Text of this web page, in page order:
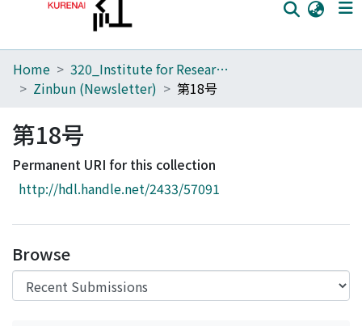
Home
Browse
Download Ranking
Access Statistics
Home
320_Institute for Research in Humanities
Zinbun (Newsletter)
第18号
第18号
Permanent URI for this collection
http://hdl.handle.net/2433/57091
Browse